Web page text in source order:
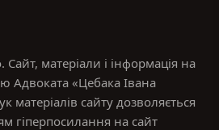
Сайт, матеріали і інформація на
Адвоката «Цебака Івана
матеріалів сайту дозволяється
гіперпосилання на сайт